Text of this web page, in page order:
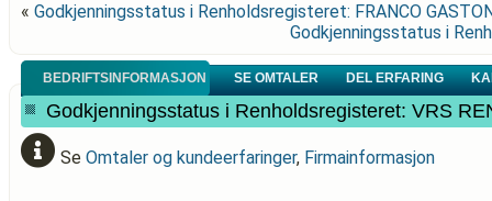
« Godkjenningsstatus i Renholdsregisteret: FRANCO
Godkjenningsstatus i
BEDRIFTSINFORMASJON SE OMTALER DEL ERFARING
Godkjenningsstatus i Renholdsregisteret: VRS
Se Omtaler og kundeerfaringer, Firmainformasjon